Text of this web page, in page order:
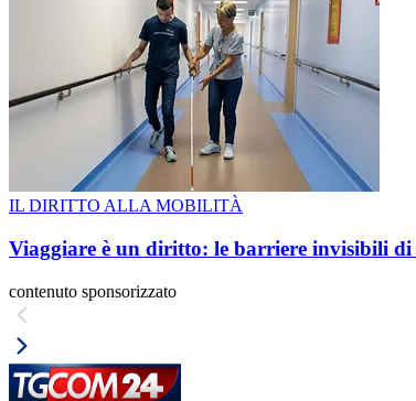
IL DIRITTO ALLA MOBILITÀ
Viaggiare è un diritto: le barriere invisibili di
contenuto sponsorizzato